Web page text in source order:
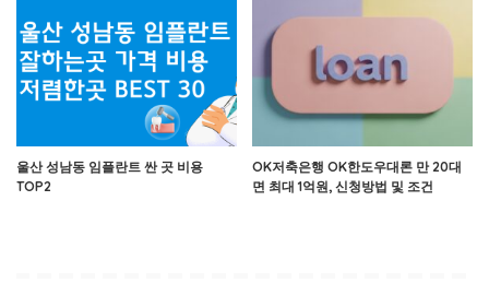
울산 성남동 임플란트 싼 곳 비용
TOP2
OK저축은행 OK한도우대론 만 20대
면 최대 1억원, 신청방법 및 조건